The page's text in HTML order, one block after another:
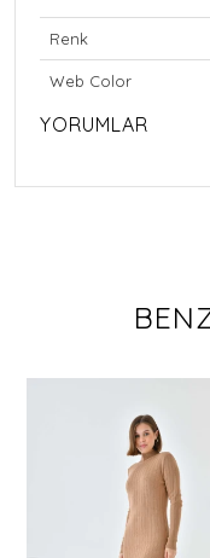
Renk
Web Color
YORUMLAR